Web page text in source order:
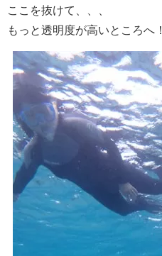
ここを抜けて、、、
もっと透明度が高いところへ！